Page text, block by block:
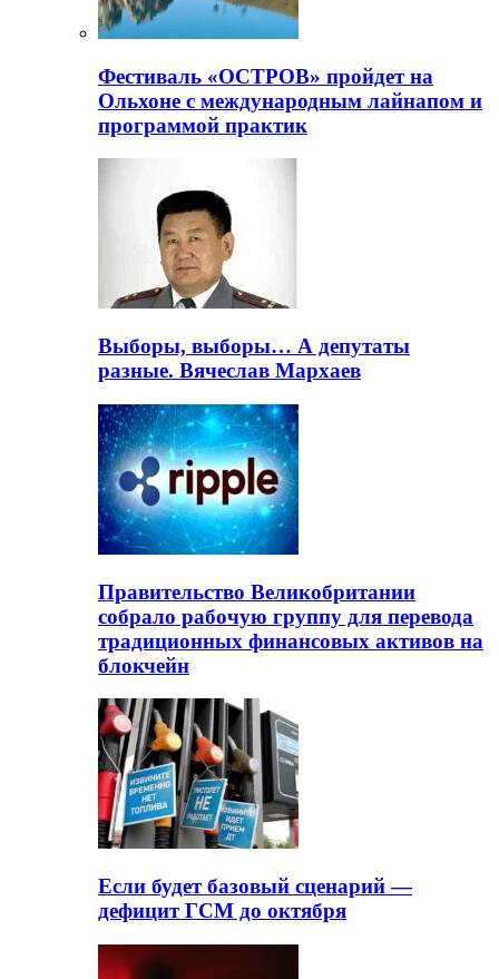
Фестиваль «ОСТРОВ» пройдет на
Ольхоне с международным лайнапом и
программой практик
Выборы, выборы… А депутаты
разные. Вячеслав Мархаев
Правительство Великобритании
собрало рабочую группу для перевода
традиционных финансовых активов на
блокчейн
Если будет базовый сценарий —
дефицит ГСМ до октября